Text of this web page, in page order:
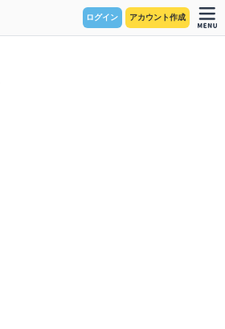
ログイン アカウント作成